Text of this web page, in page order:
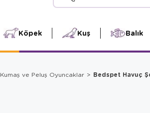
Köpek Kuş Balık
Kumaş ve Peluş Oyuncaklar Bedspet Havuç